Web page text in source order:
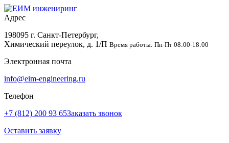
Адрес
198095 г. Санкт-Петербург,
Химический переулок, д. 1/П Время работы: Пн-Пт 08:00-18:00
Электронная почта
info@eim-engineering.ru
Телефон
+7 (812) 200 93 65Заказать звонок
Оставить заявку